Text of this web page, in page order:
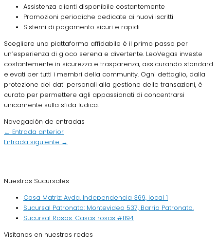
Assistenza clienti disponibile costantemente
Promozioni periodiche dedicate ai nuovi iscritti
Sistemi di pagamento sicuri e rapidi
Scegliere una piattaforma affidabile è il primo passo per
un’esperienza di gioco serena e divertente. LeoVegas investe
costantemente in sicurezza e trasparenza, assicurando standard
elevati per tutti i membri della community. Ogni dettaglio, dalla
protezione dei dati personali alla gestione delle transazioni, è
curato per permettere agli appassionati di concentrarsi
unicamente sulla sfida ludica.
Navegación de entradas
← Entrada anterior
Entrada siguiente →
Nuestras Sucursales
Casa Matriz: Avda. Independencia 369, local 1
Sucursal Patronato: Montevideo 537, Barrio Patronato.
Sucursal Rosas: Casas rosas #1194
Visítanos en nuestras redes